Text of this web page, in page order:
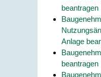
beantragen
Anlage
beantragen